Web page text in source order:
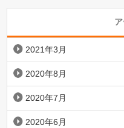
2021年3月
2020年8月
2020年7月
2020年6月